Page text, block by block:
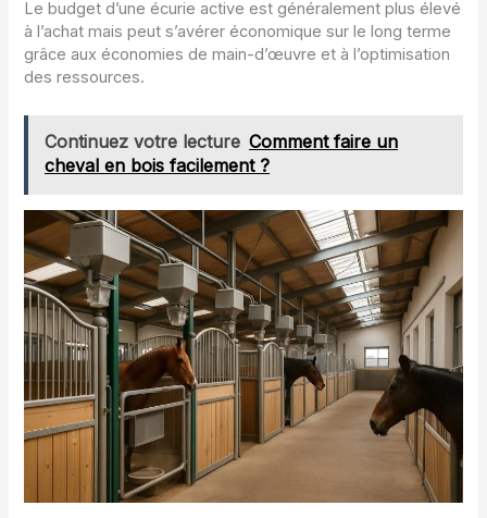
Le budget d’une écurie active est généralement plus élevé
à l’achat mais peut s’avérer économique sur le long terme
grâce aux économies de main-d’œuvre et à l’optimisation
des ressources.
Continuez votre lecture Comment faire un
cheval en bois facilement ?